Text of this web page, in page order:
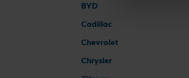
BYD
Cadillac
Chevrolet
Chrysler